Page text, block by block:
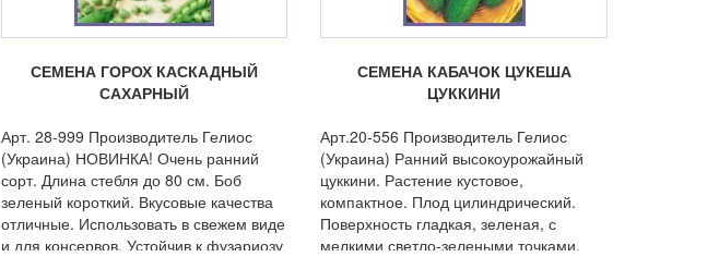
СЕМЕНА ГОРОХ КАСКАДНЫЙ
САХАРНЫЙ
Арт. 28-999 Производитель Гелиос
(Украина) НОВИНКА! Очень ранний
сорт. Длина стебля до 80 см. Боб
зеленый короткий. Вкусовые качества
отличные. Использовать в свежем виде
и для консервов. Устойчив к фузариозу
СЕМЕНА КАБАЧОК ЦУКЕША
ЦУККИНИ
Арт.20-556 Производитель Гелиос
(Украина) Ранний высокоурожайный
цуккини. Растение кустовое,
компактное. Плод цилиндрический.
Поверхность гладкая, зеленая, с
мелкими светло-зелеными точками.